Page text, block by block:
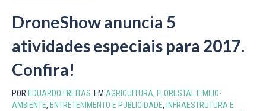
DroneShow anuncia 5
atividades especiais para 2017.
Confira!
POR EDUARDO FREITAS EM AGRICULTURA, FLORESTAL E MEIO-
AMBIENTE, ENTRETENIMENTO E PUBLICIDADE, INFRAESTRUTURA E